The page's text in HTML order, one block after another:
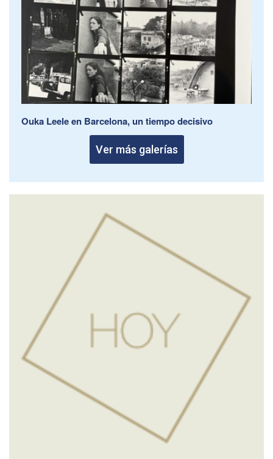
Ouka Leele en Barcelona, un tiempo decisivo
Ver más galerías